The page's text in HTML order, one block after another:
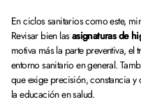
En ciclos sanitarios como este,
Revisar bien lasasignaturas de
motiva más la parte preventiva,
entorno sanitario en general.
que exige precisión, constancia
la educación en salud.